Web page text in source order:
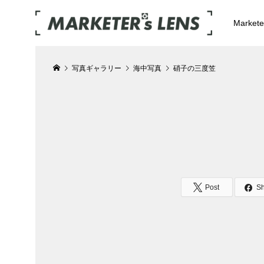
写真ギャラリー 海中写真 硝子の三度笠
Post